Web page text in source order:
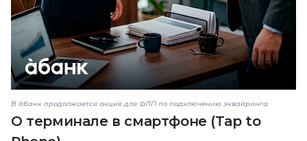
В àбанк продолжается акция для ФЛП по подключению эквайринга
О терминале в смартфоне (Tap to